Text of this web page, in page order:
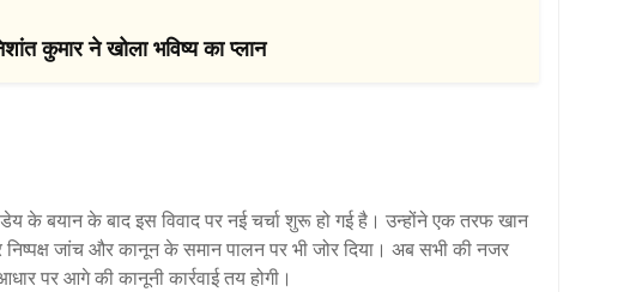
कुमार ने खोला भविष्य का प्लान
के बयान के बाद इस विवाद पर नई चर्चा शुरू हो गई है। उन्होंने एक तरफ खान
निष्पक्ष जांच और कानून के समान पालन पर भी जोर दिया। अब सभी की नजर
पर आगे की कानूनी कार्रवाई तय होगी।